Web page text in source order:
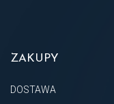
ZAKUPY
DOSTAWA